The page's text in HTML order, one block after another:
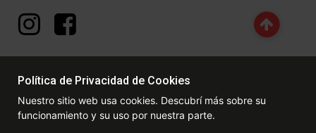
DERECHOS RESERVADOS. Las fotos contenidas en este site, el
logotipo y las marcas son propiedad de www.dexter.com.ar y/o de
Política de Privacidad de Cookies
Nuestro sitio web usa cookies. Descubrí más sobre su
funcionamiento y su uso por nuestra parte.